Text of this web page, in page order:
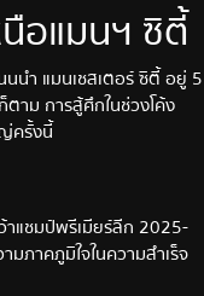
อแมนฯ ซิตี้
นนำ แมนเชสเตอร์ ซิตี้ อยู่ 5
าม การสู้ศึกในช่วงโค้ง
ครั้งนี้
าแชมป์พรีเมียร์ลีก 2025-
ภาคภูมิใจในความสำเร็จ